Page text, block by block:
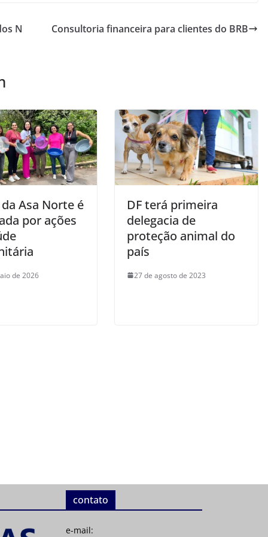
N Consultoria financeira para clientes do BRB
da Asa Norte é
por ações
de 2026
DF terá primeira
delegacia de
proteção animal do
país
27 de agosto de 2023
contato
e-mail: